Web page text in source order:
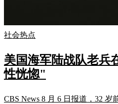
社会热点
美国海军陆战队老兵
性恍惚"
CBS News 8 月 6 日报道，32 岁